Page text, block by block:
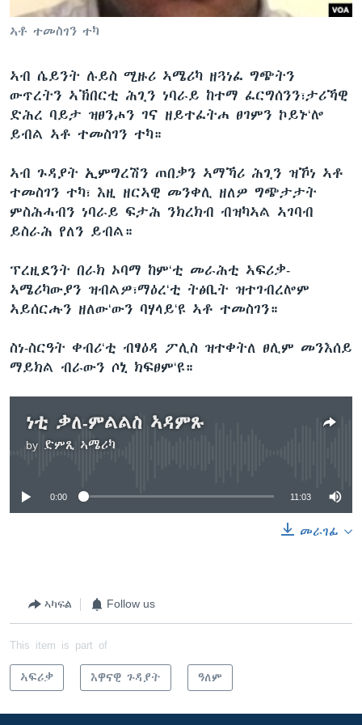
ቂሔ ጽልሚ
ቋንቋታት
ኣቶ ተመስገን ተካ
ኣብ ሴይንት ሉይስ ሚዙሪ ኣሜሪካ ዘጓነፈ ግጭትን
ውጥረትን ኣኽበርቲ ሕጊን ነባራይ ከተማ ፈርግሰንን፣ታሪኻዊ
ድሕረ ባይታ ዝፀንሖን ገና ዘይተፈትሐ ፀገምን ኮይኑ‘ሎ
ይብል ኣቶ ተመስገን ተካ።
ኣብ ጉዳያት ኢምግረሽን ጠበቃን ኣማኻሪ ሕጊን ዝኾነ ኣቶ
ተመስገን ተካ፣ እዚ ዘርኣዊ መንቀሊ ዘለዎ ግጭታታት
ምስሕሓብን ነባራይ ፍታሕ ንክረክብ ብዝካኣል ኣገባብ
ይስራሕ የለን ይብል።
ፕረዚደንት በራክ ኦባማ ከም‘ቲ መራሕቲ ኣፍሪቃ-
ኣሜሪካውያን ዝብልዎ፣ማዕረ‘ቲ ትፅቢት ዝተገብረሎም
ኣይሰርሑን ዘለው‘ውን ባሃላይ‘ዩ ኣቶ ተመስገን።
ስነ-ስርዓት ቀብሪ‘ቲ ብፃዕዳ ፖሊስ ዝተቀትለ ፀሊም መንእሰይ
ማይክል ብራውን ሶኒ ክፍፀም‘ዩ።
ነቲ ቃለ-ምልልስ ኣዳምጹ
by ድምጺ ኣሜሪካ
No media source currently available
0:00 11:03
መራገፊ
ኣካፍል Follow us
This item is part of
ኣፍሪቃ እዋናዊ ጉዳያት ዓለም